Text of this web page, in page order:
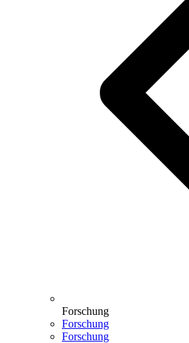
Forschung
Forschung
Forschung